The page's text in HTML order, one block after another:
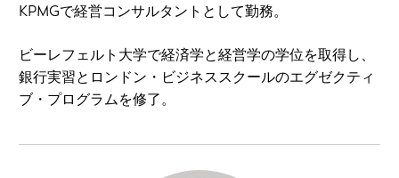
KPMGで経営コンサルタントとして勤務。
ビーレフェルト大学で経済学と経営学の学位を取得し、
銀行実習とロンドン・ビジネススクールのエグゼクティ
ブ・プログラムを修了。